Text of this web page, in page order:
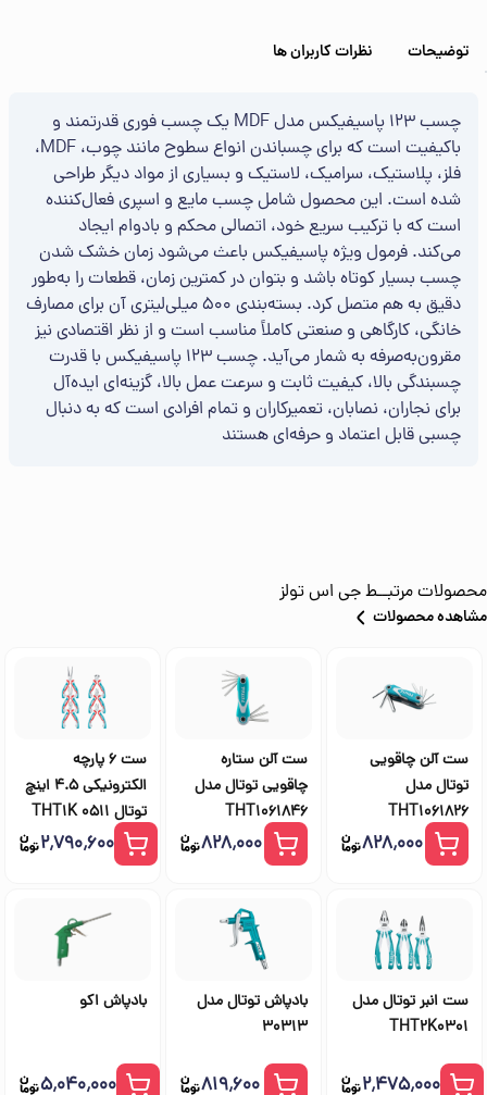
توضیحات نظرات کاربران ها
چسب 123 پاسیفیکس مدل MDF یک چسب فوری قدرتمند و
باکیفیت است که برای چسباندن انواع سطوح مانند چوب، MDF،
فلز، پلاستیک، سرامیک، لاستیک و بسیاری از مواد دیگر طراحی
شده است. این محصول شامل چسب مایع و اسپری فعال‌کننده
است که با ترکیب سریع خود، اتصالی محکم و بادوام ایجاد
می‌کند. فرمول ویژه پاسیفیکس باعث می‌شود زمان خشک شدن
چسب بسیار کوتاه باشد و بتوان در کمترین زمان، قطعات را به‌طور
دقیق به هم متصل کرد. بسته‌بندی 500 میلی‌لیتری آن برای مصارف
خانگی، کارگاهی و صنعتی کاملاً مناسب است و از نظر اقتصادی نیز
مقرون‌به‌صرفه به شمار می‌آید. چسب 123 پاسیفیکس با قدرت
چسبندگی بالا، کیفیت ثابت و سرعت عمل بالا، گزینه‌ای ایده‌آل
برای نجاران، نصابان، تعمیرکاران و تمام افرادی است که به دنبال
چسبی قابل اعتماد و حرفه‌ای هستند
محصولات مرتبــطجی اس تولز
مشاهده محصولات
ست آلن چاقویی
توتال مدل
THT1061826
۸۲۸٬۰۰۰
ست آلن ستاره
چاقویی توتال مدل
THT1061846
۸۲۸٬۰۰۰
ست 6 پارچه
الکترونیکی 4.5 اینچ
توتال THT1K 0511
۲٬۷۹۰٬۶۰۰
ست انبر توتال مدل
THT2K0301
۲٬۴۷۵٬۰۰۰
بادپاش توتال مدل
30313
۸۱۹٬۶۰۰
بادپاش اکو
۵٬۰۴۰٬۰۰۰